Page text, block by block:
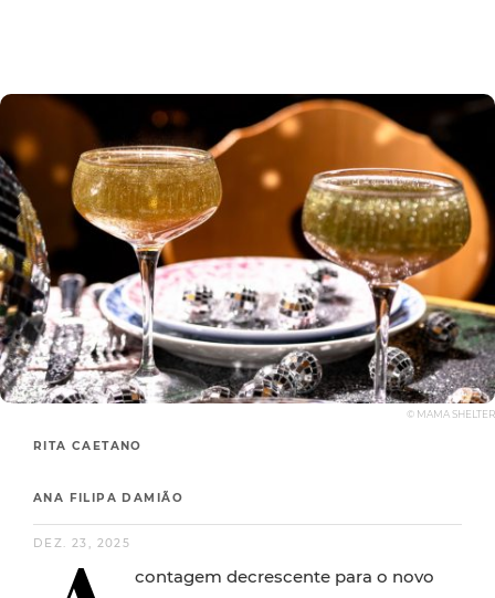
© MAMA SHELTER
RITA CAETANO
ANA FILIPA DAMIÃO
DEZ. 23, 2025
contagem decrescente para o novo